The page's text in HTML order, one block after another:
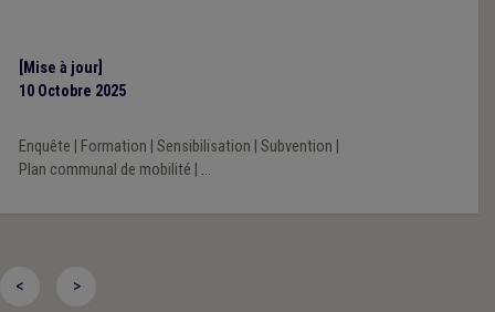
[Mise à jour]
10 Octobre 2025
Enquête Formation Sensibilisation Subvention
Plan communal de mobilité
...
< >